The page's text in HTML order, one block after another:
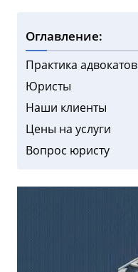
Оглавление:
Практика адвокатов
Юристы
Наши клиенты
Цены на услуги
Вопрос юристу